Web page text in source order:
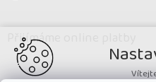
Přijímáme online platby